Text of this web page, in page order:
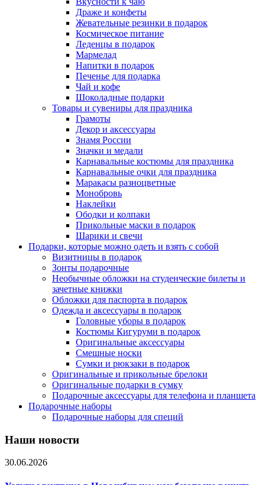
Драже и конфеты
Жевательные резинки в подарок
Космическое питание
Леденцы в подарок
Мармелад
Напитки в подарок
Печенье для подарка
Чай и кофе
Шоколадные подарки
Товары и сувениры для праздника
Грамоты
Декор и аксессуары
Знамя России
Значки и медали
Карнавальные костюмы для праздника
Карнавальные очки для праздника
Маракасы разноцветные
Монобровь
Наклейки
Ободки и колпаки
Прикольные маски в подарок
Шарики и свечи
Подарки, которые можно одеть и взять с собой
Визитницы в подарок
Зонты подарочные
Необычные обложки на студенческие билеты и
зачетные книжки
Обложки для паспорта в подарок
Одежда и аксессуары в подарок
Головные уборы в подарок
Костюмы Кигуруми в подарок
Оригинальные аксессуары
Смешные носки
Сумки и рюкзаки в подарок
Оригинальные и прикольные брелоки
Оригинальные подарки в сумку
Подарочные аксессуары для телефона и планшета
Подарочные наборы
Подарочные наборы для специй
Наши новости
30.06.2026